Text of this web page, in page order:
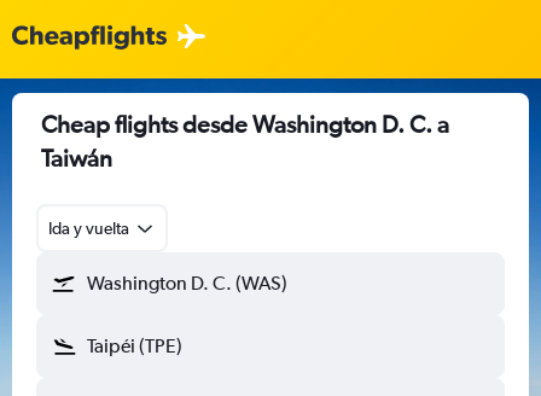
Cheap flights desde Washington D. C. a
Taiwán
Ida y vuelta
Washington D. C. (WAS)
Taipéi (TPE)